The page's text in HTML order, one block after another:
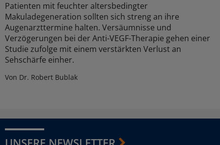
Patienten mit feuchter altersbedingter
Makuladegeneration sollten sich streng an ihre
Augenarzttermine halten. Versäumnisse und
Verzögerungen bei der Anti-VEGF-Therapie gehen einer
Studie zufolge mit einem verstärkten Verlust an
Sehschärfe einher.
Von Dr. Robert Bublak